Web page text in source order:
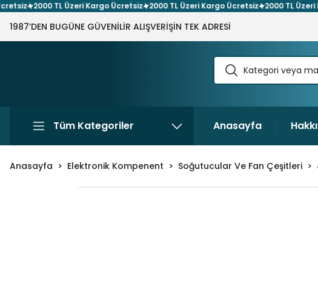
2000 TL Üzeri Kargo Ücretsiz 2000 TL Üzeri Kargo Ücretsiz 2000 TL Üzeri
1987’DEN BUGÜNE GÜVENİLİR ALIŞVERİŞİN TEK ADRESİ
Tüm Kategoriler Anasayfa
Anasayfa Elektronik Kompenent Soğutucular Ve Fan Çeşitleri